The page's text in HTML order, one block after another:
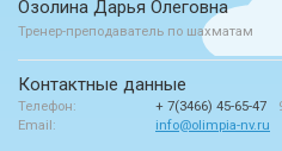
Озолина Дарья Олеговна
Тренер-преподаватель по шахматам
Контактные данные
Телефон: + 7(3466) 45-65-47
Email:
info@olimpia-nv.ru